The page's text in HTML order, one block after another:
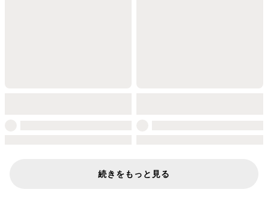
続きをもっと見る